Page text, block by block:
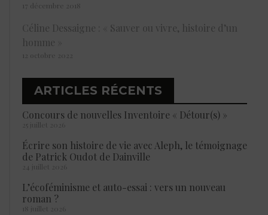
17 décembre 2018
Céline Dessaigne : « Sauver ou vivre, histoire d’un
homme »
12 octobre 2022
ARTICLES RÉCENTS
Concours de nouvelles Inventoire « Détour(s) »
25 juillet 2026
Écrire son histoire de vie avec Aleph, le témoignage
de Patrick Oudot de Dainville
24 juillet 2026
L’écoféminisme et auto-essai : vers un nouveau
roman ?
18 juillet 2026